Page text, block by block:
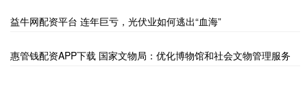
益牛网配资平台 连年巨亏，光伏业如何逃出“血海”
惠管钱配资APP下载 国家文物局：优化博物馆和社会文物管理服务